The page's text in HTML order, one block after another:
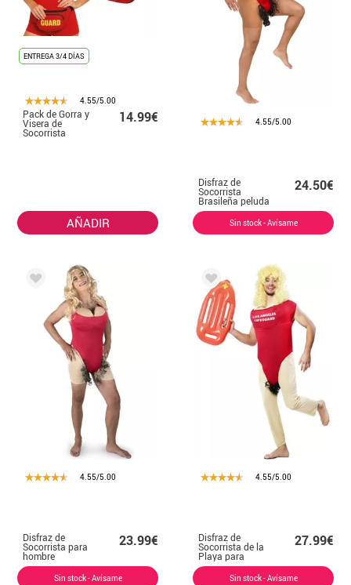
ENTREGA 3/4 DÍAS
4.55/5.00
Pack de Gorra y
Visera de
Socorrista
14.99€
AÑADIR
4.55/5.00
Disfraz de
Socorrista
Brasileña peluda
para hombre
24.50€
Sin stock - Avísame
4.55/5.00
Disfraz de
Socorrista para
hombre
23.99€
Sin stock - Avísame
4.55/5.00
Disfraz de
Socorrista de la
Playa para
hombre
27.99€
Sin stock - Avísame